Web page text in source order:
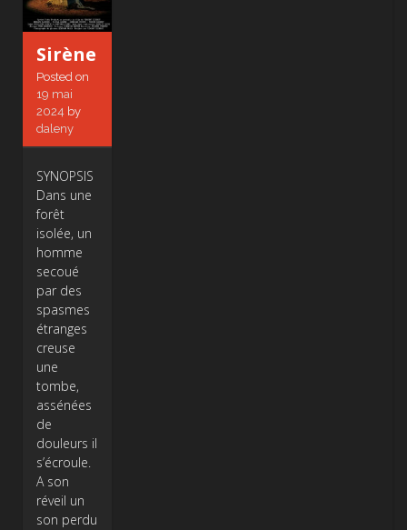
Sirène
Posted on
19 mai
2024 by
daleny
SYNOPSIS
Dans une
forêt
isolée, un
homme
secoué
par des
spasmes
étranges
creuse
une
tombe,
assénées
de
douleurs il
s’écroule.
A son
réveil un
son perdu